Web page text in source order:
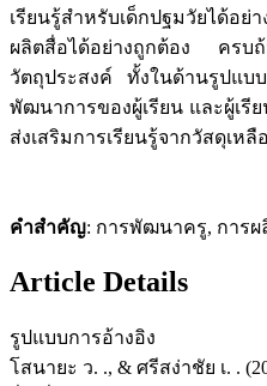
เรียนรู้สำหรับเด็กปฐมวัยได้
ผลิตสื่อได้อย่างถูกต้อง คร
วัตถุประสงค์ ทั้งในด้านรูปแ
พัฒนาการของผู้เรียน และผู้เรี
ส่งเสริมการเรียนรู้จากวัสดุเห
คำสำคัญ: การพัฒนาครู, การผ
Article Details
รูปแบบการอ้างอิง
โสนายะ ว. ., & ศรีสง่าชัย เ. .